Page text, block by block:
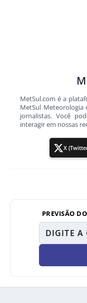
MetSul.com é a
MetSul
jornalistas. Você
interagir em nossas
X
PREVISÃO